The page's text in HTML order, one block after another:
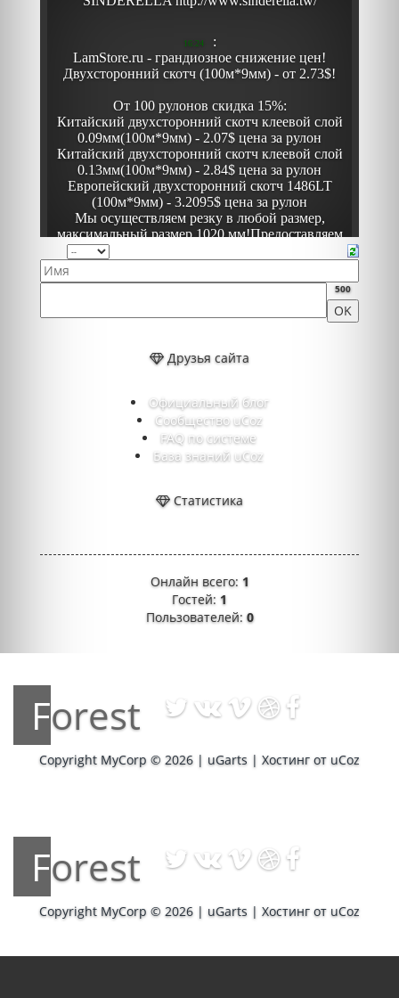
500
Друзья сайта
Официальный блог
Сообщество uCoz
FAQ по системе
База знаний uCoz
Статистика
Онлайн всего: 1
Гостей: 1
Пользователей:0
Forest
Copyright MyCorp © 2026 | uGarts | Хостинг от uCoz
Forest
Copyright MyCorp © 2026 | uGarts | Хостинг от uCoz